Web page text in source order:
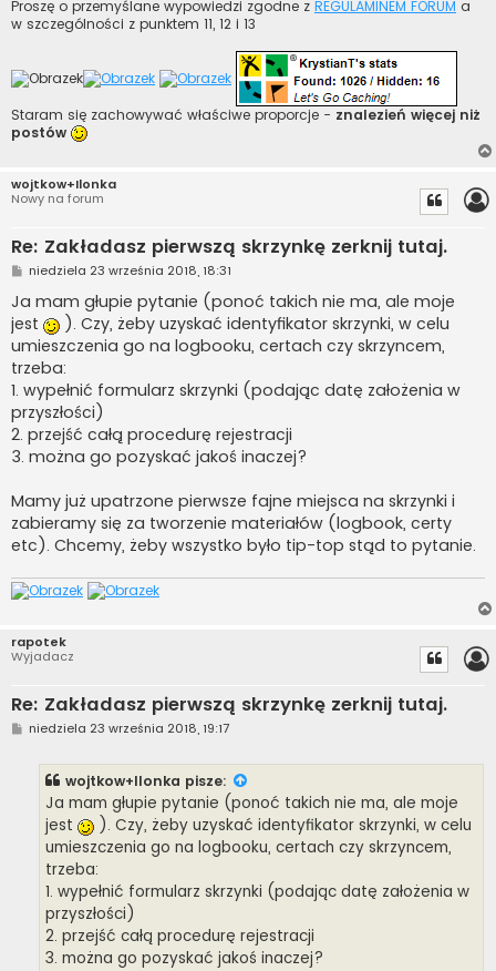
Proszę o przemyślane wypowiedzi zgodne z REGULAMINEM FORUM a
w szczególności z punktem 11, 12 i 13
Staram się zachowywać właściwe proporcje - znalezień więcej niż
postów
wojtkow+Ilonka
Nowy na forum
Re: Zakładasz pierwszą skrzynkę zerknij tutaj.
P
s
t
niedziela 23 września 2018, 18:31
Ja mam głupie pytanie (ponoć takich nie ma, ale moje
jest
). Czy, żeby uzyskać identyfikator skrzynki, w celu
umieszczenia go na logbooku, certach czy skrzyncem,
trzeba:
1. wypełnić formularz skrzynki (podając datę założenia w
przyszłości)
2. przejść całą procedurę rejestracji
3. można go pozyskać jakoś inaczej?
Mamy już upatrzone pierwsze fajne miejsca na skrzynki i
zabieramy się za tworzenie materiałów (logbook, certy
etc). Chcemy, żeby wszystko było tip-top stąd to pytanie.
rapotek
Wyjadacz
Re: Zakładasz pierwszą skrzynkę zerknij tutaj.
Pniedziela 23 września 2018, 19:17
wojtkow+Ilonka pisze:
Ja mam głupie pytanie (ponoć takich nie ma, ale moje
jest
). Czy, żeby uzyskać identyfikator skrzynki, w celu
umieszczenia go na logbooku, certach czy skrzyncem,
trzeba:
1. wypełnić formularz skrzynki (podając datę założenia w
przyszłości)
2. przejść całą procedurę rejestracji
3. można go pozyskać jakoś inaczej?